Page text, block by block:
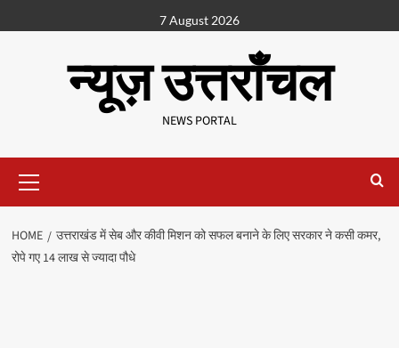
7 August 2026
न्यूज़ उत्तराँचल
NEWS PORTAL
HOME
उत्तराखंड में सेब और कीवी मिशन को सफल बनाने के लिए सरकार ने कसी कमर,
रोपे गए 14 लाख से ज्यादा पौधे